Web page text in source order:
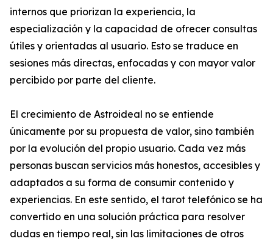
internos que priorizan la experiencia, la
especialización y la capacidad de ofrecer consultas
útiles y orientadas al usuario. Esto se traduce en
sesiones más directas, enfocadas y con mayor valor
percibido por parte del cliente.
El crecimiento de Astroideal no se entiende
únicamente por su propuesta de valor, sino también
por la evolución del propio usuario. Cada vez más
personas buscan servicios más honestos, accesibles y
adaptados a su forma de consumir contenido y
experiencias. En este sentido, el tarot telefónico se ha
convertido en una solución práctica para resolver
dudas en tiempo real, sin las limitaciones de otros